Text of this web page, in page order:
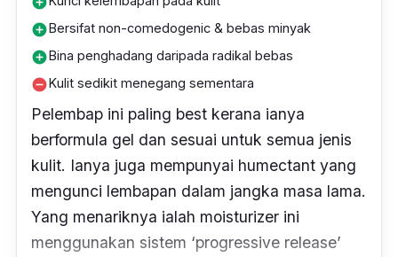
add_circleBersifat non-comedogenic & bebas minyak
add_circleBina penghadang daripada radikal bebas
remove_circleKulit sedikit menegang sementara
Pelembap ini paling best kerana ianya
berformula gel dan sesuai untuk semua jenis
kulit. Ianya juga mempunyai humectant yang
mengunci lembapan dalam jangka masa lama.
Yang menariknya ialah moisturizer ini
menggunakan sistem ‘progressive release’